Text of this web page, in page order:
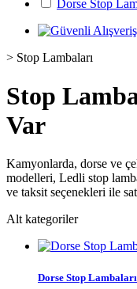
Dorse Stop
> Stop Lambaları
Stop
Var
Kamyonlarda, dorse ve
modelleri, Ledli stop
ve taksit seçenekleri ile
Alt kategoriler
Dorse Stop Lambaları